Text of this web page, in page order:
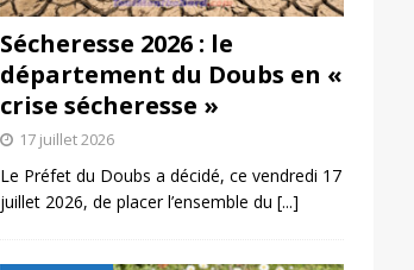
Sécheresse 2026 : le
département du Doubs en «
crise sécheresse »
17 juillet 2026
Le Préfet du Doubs a décidé, ce vendredi 17
juillet 2026, de placer l’ensemble du [...]